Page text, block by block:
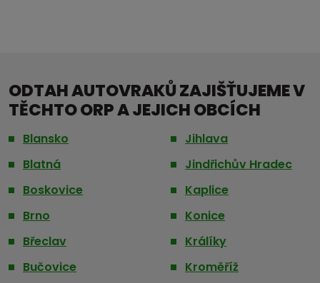
ODTAH AUTOVRAKŮ ZAJIŠŤUJEME V
TĚCHTO ORP A JEJICH OBCÍCH
Blansko
Blatná
Boskovice
Brno
Břeclav
Bučovice
Jihlava
Jindřichův Hradec
Kaplice
Konice
Králíky
Kroměříž